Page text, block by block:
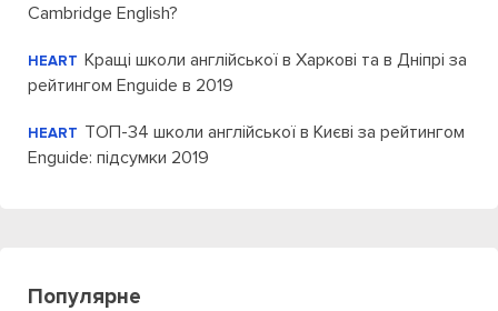
Cambridge English?
HEART Кращі школи англійської в Харкові та в Дніпрі за
рейтингом Enguide в 2019
HEART ТОП-34 школи англійської в Києві за рейтингом
Enguide: підсумки 2019
Популярне